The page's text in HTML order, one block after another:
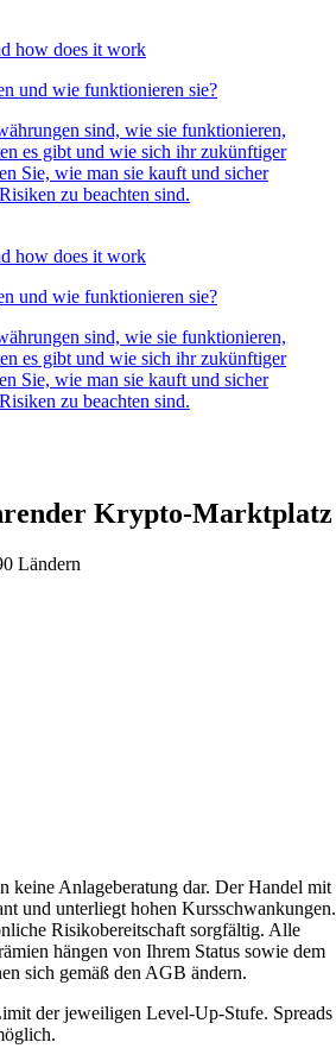
und wie funktionieren sie?
sind, wie sie funktionieren,
es gibt und wie sich ihr zukünftiger
Sie, wie man sie kauft und sicher
zu beachten sind.
und wie funktionieren sie?
sind, wie sie funktionieren,
es gibt und wie sich ihr zukünftiger
Sie, wie man sie kauft und sicher
zu beachten sind.
Krypto-Marktplatz
Ländern
keine Anlageberatung dar. Der Handel mit
und unterliegt hohen Kursschwankungen.
Risikobereitschaft sorgfältig. Alle
hängen von Ihrem Status sowie dem
sich gemäß den AGB ändern.
der jeweiligen Level-Up-Stufe. Spreads